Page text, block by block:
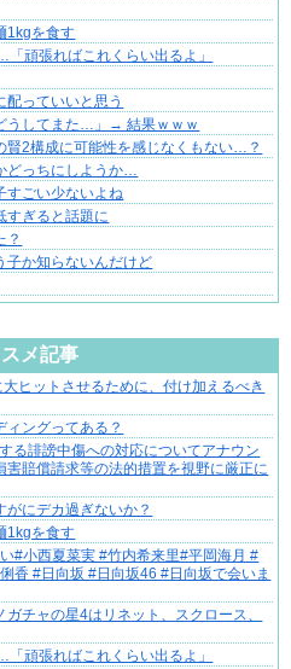
1kgを食す
頑張ればこれくらい出るよ」
配っていいと思う
うしてまた…」→ 結果ｗｗｗ
賢2構成に可能性を感じなくもない…？
どっちにしようか…
すごい少ないよね
すぎると話題に
？
子か知らないんだけど
メ記事
語。ヒットさせるために、付け加えるべき
ィングってある？
る誹謗中傷への対応についてアナウン
賠償請求等の法的措置を視野に厳正に
がにデカ過ぎないか？
1kgを食す
#小西夏菜実 #竹内希来里#平岡海月 #
香 #日向坂 #日向坂46 #日向坂で会いま
ガチャの星4はリネット、スクロース、
頑張ればこれくらい出るよ」